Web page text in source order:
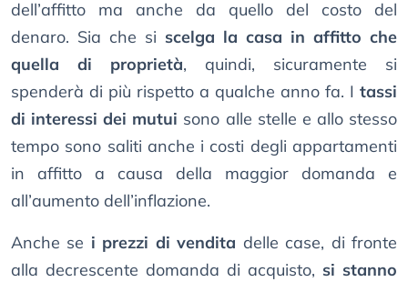
dell’affitto ma anche da quello del costo del
denaro. Sia che si scelga la casa in affitto che
quella di proprietà, quindi, sicuramente si
spenderà di più rispetto a qualche anno fa. I tassi
di interessi dei mutui sono alle stelle e allo stesso
tempo sono saliti anche i costi degli appartamenti
in affitto a causa della maggior domanda e
all’aumento dell’inflazione.
Anche se i prezzi di vendita delle case, di fronte
alla decrescente domanda di acquisto, si stanno